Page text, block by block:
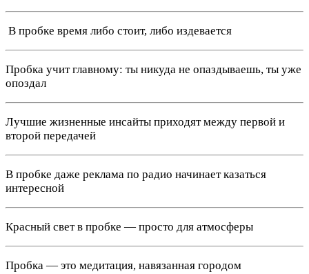
️ В пробке время либо стоит, либо издевается
Пробка учит главному: ты никуда не опаздываешь, ты уже
опоздал
Лучшие жизненные инсайты приходят между первой и
второй передачей
В пробке даже реклама по радио начинает казаться
интересной
Красный свет в пробке — просто для атмосферы
Пробка — это медитация, навязанная городом